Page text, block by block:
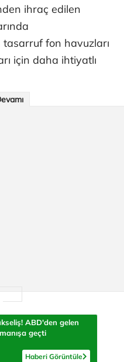
ihraç edilen
fon havuzları
için daha ihtiyatlı
ABD'den gelen
geçti
Haberi Görüntüle